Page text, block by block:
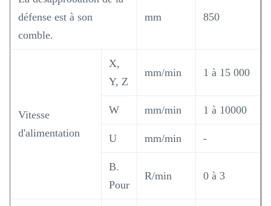
défense est à son
comble.
mm 850
Vitesse
d'alimentation
X,
Y, Z
mm/min 1 à 15 000
W mm/min 1 à 10000
U mm/min -
B.
Pour
R/min 0 à 3